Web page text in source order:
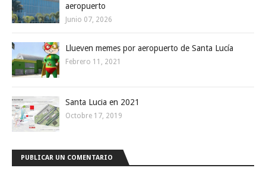
aeropuerto
Junio 07, 2026
Llueven memes por aeropuerto de Santa Lucía
Febrero 11, 2021
Santa Lucia en 2021
Octobre 17, 2019
PUBLICAR UN COMENTARIO